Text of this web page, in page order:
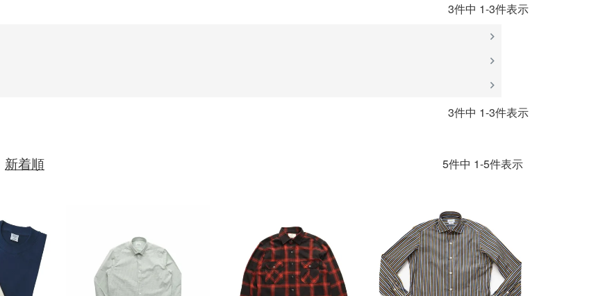
3件中 1-3件表示
3件中 1-3件表示
新着順 5件中 1-5件表示